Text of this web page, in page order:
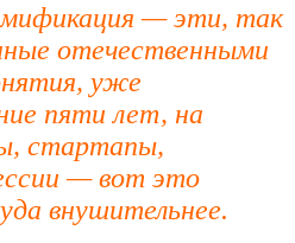
— эти, так
отечественными
уже
пяти лет, на
стартапы,
— вот это
внушительнее.